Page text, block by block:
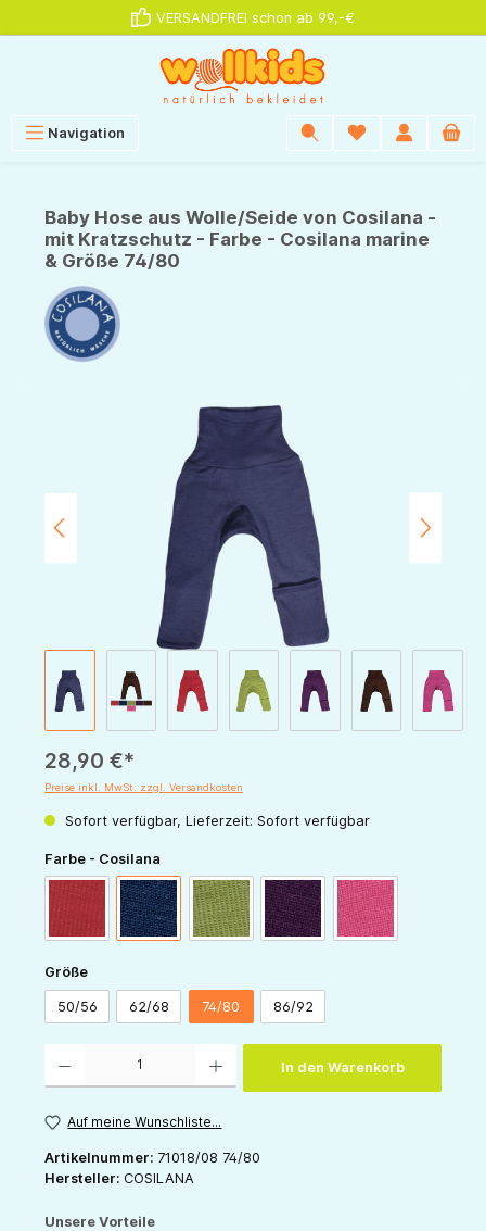
VERSANDFREI schon ab 99,-€
Navigation
Baby Hose aus Wolle/Seide von Cosilana -
mit Kratzschutz - Farbe - Cosilana marine
& Größe 74/80
Bildergalerie überspringen
28,90 €*
Preise inkl. MwSt. zzgl. Versandkosten
Sofort verfügbar, Lieferzeit: Sofort verfügbar
Farbe - Cosilana
marine grün pflaume pink
Größeauswählen
50/56 62/68 74/80 86/92
In den Warenkorb
Auf meine Wunschliste...
Artikelnummer: 71018/08 74/80
Hersteller: COSILANA
Unsere Vorteile